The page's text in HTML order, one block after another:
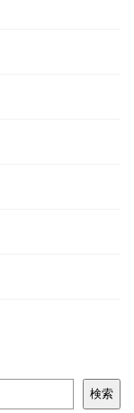
検索